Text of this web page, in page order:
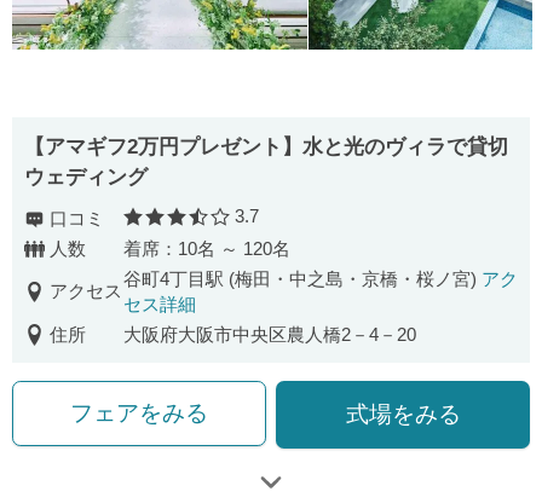
【アマギフ2万円プレゼント】水と光のヴィラで貸切
ウェディング
口コミ 口コミ評価
3.7
人数
着席：10名 ～ 120名
アクセス
谷町4丁目駅 (梅田・中之島・京橋・桜ノ宮) アク
セス詳細
住所
大阪府大阪市中央区農人橋2－4－20
フェアをみる 式場をみる